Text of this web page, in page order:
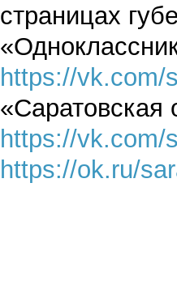
страницах
https://vk.com/
«Саратовская
https://vk.com/
https://ok.ru/